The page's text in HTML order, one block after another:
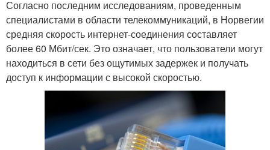
Согласно последним исследованиям, проведенным
специалистами в области телекоммуникаций, в Норвегии
средняя скорость интернет-соединения составляет
более 60 Мбит/сек. Это означает, что пользователи могут
находиться в сети без ощутимых задержек и получать
доступ к информации с высокой скоростью.